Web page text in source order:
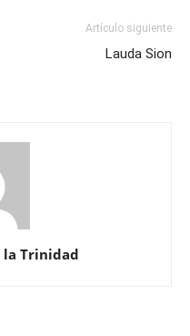
Artículo siguiente
Lauda Sion
la Trinidad